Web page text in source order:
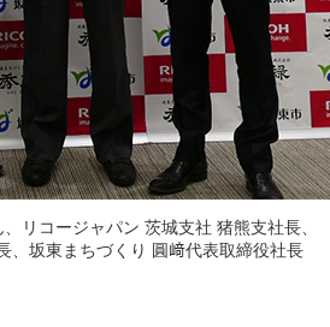
リコージャパン 茨城支社 猪熊支社長、
、坂東まちづくり 圓﨑代表取締役社長